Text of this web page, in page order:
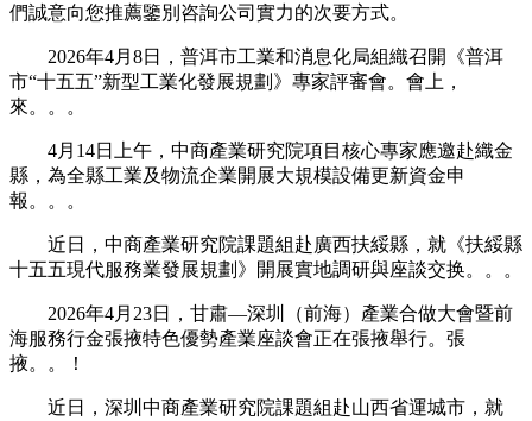
們誠意向您推薦鑒別咨詢公司實力的次要方式。
2026年4月8日，普洱市工業和消息化局組織召開《普洱
市“十五五”新型工業化發展規劃》專家評審會。會上，
來。。。
4月14日上午，中商產業研究院項目核心專家應邀赴織金
縣，為全縣工業及物流企業開展大規模設備更新資金申
報。。。
近日，中商產業研究院課題組赴廣西扶綏縣，就《扶綏縣
十五五現代服務業發展規劃》開展實地調研與座談交换。。。
2026年4月23日，甘肅—深圳（前海）產業合做大會暨前
海服務行金張掖特色優勢產業座談會正在張掖舉行。張
掖。。！
近日，深圳中商產業研究院課題組赴山西省運城市，就